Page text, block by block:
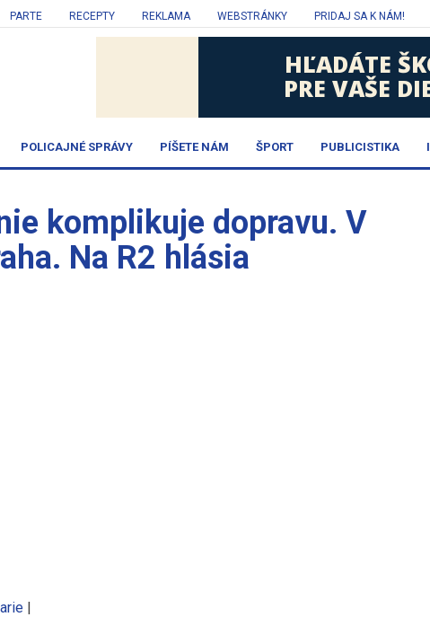
PARTE RECEPTY REKLAMA WEBSTRÁNKY PRIDAJ SA K NÁM!
POLICAJNÉ SPRÁVY PÍŠETE NÁM ŠPORT PUBLICISTIKA
komplikuje dopravu. V
Na R2 hlásia
|